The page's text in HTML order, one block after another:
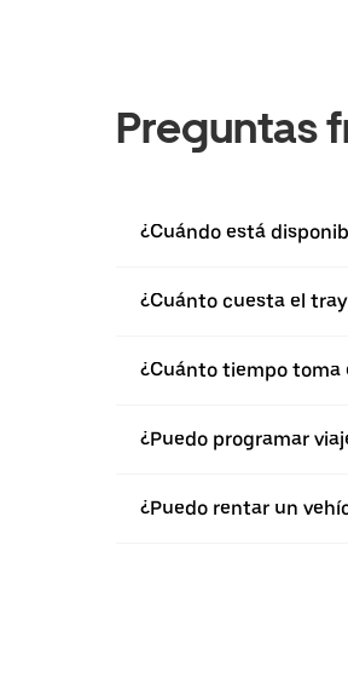
Preguntas
¿Cuándo está
¿Cuánto cuesta el
¿Cuánto tiempo toma
¿Puedo programar
¿Puedo rentar un